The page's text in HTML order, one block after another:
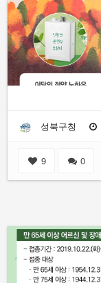
성북구청
9 0